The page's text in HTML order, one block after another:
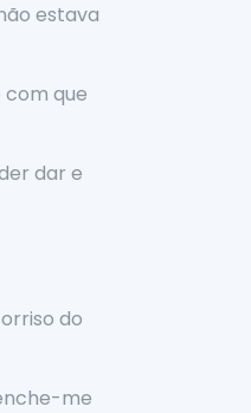
estava
que
dar e
do
me